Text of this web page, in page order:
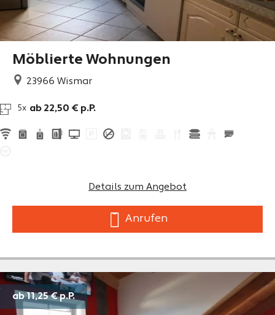
Möblierte Wohnungen
23966 Wismar
5x ab 22,50 € p.P.
Details zum Angebot
Anrufen
ab 11,25 €p.P.